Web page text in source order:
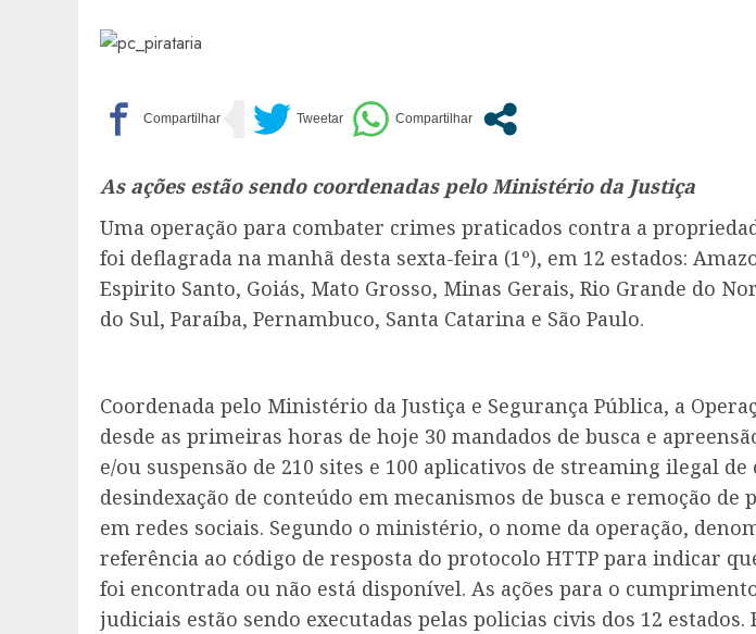
As ações estão sendo coordenadas pelo Ministério da Justiça
Uma operação para combater crimes praticados contra a
foi deflagrada na manhã desta sexta-feira (1º), em 12 estados:
Espirito Santo, Goiás, Mato Grosso, Minas Gerais, Rio Grande do
do Sul, Paraíba, Pernambuco, Santa Catarina e São Paulo.
Coordenada pelo Ministério da Justiça e Segurança Pública, a
desde as primeiras horas de hoje 30 mandados de busca e
e/ou suspensão de 210 sites e 100 aplicativos de streaming ilegal de
desindexação de conteúdo em mecanismos de busca e remoção de
em redes sociais. Segundo o ministério, o nome da operação,
referência ao código de resposta do protocolo HTTP para indicar
foi encontrada ou não está disponível. As ações para o
judiciais estão sendo executadas pelas policias civis dos 12 estados.